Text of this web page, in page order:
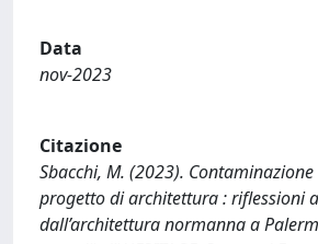
Data
nov-2023
Citazione
Sbacchi, M. (2023).
progetto di architettura : riflessioni
dall’architettura normanna a